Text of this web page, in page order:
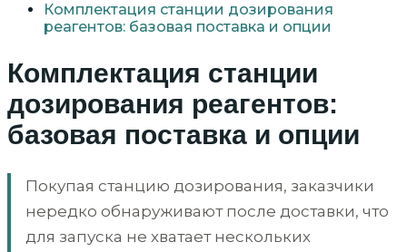
Комплектация станции дозирования
реагентов: базовая поставка и опции
Комплектация станции
дозирования реагентов:
базовая поставка и опции
Покупая станцию дозирования, заказчики
нередко обнаруживают после доставки, что
для запуска не хватает нескольких